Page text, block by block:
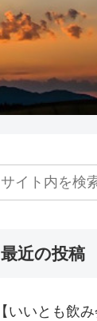
最近の投稿
【いいとも飲